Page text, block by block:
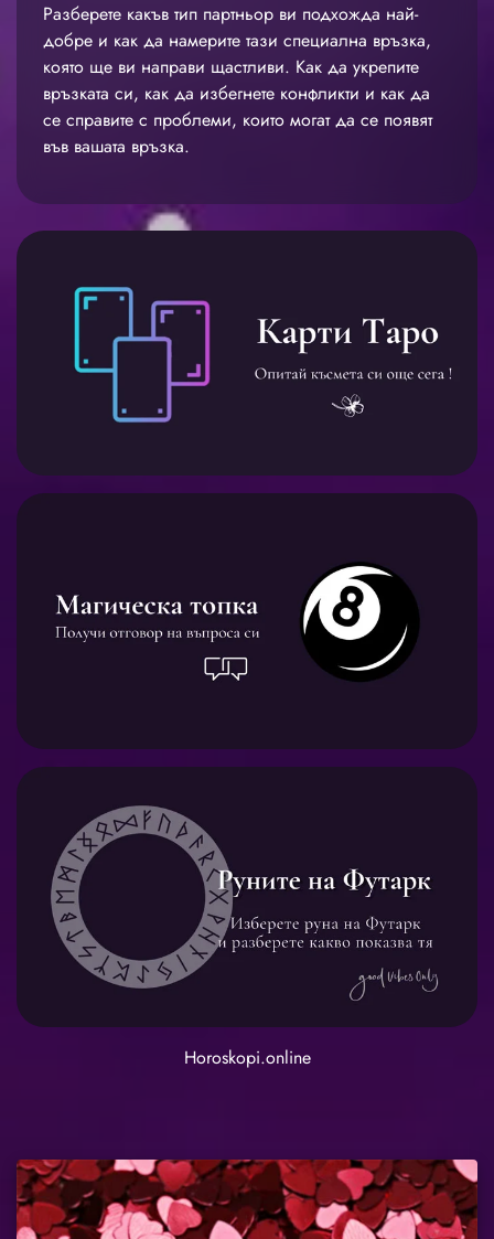
Разберете какъв тип партньор ви подхожда най-
добре и как да намерите тази специална връзка,
която ще ви направи щастливи. Как да укрепите
връзката си, как да избегнете конфликти и как да
се справите с проблеми, които могат да се появят
във вашата връзка.
Horoskopi.online